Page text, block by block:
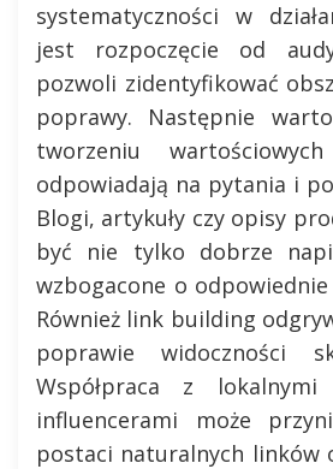
systematyczności w
jest rozpoczęcie od
pozwoli zidentyfikować
poprawy. Następnie
tworzeniu
odpowiadają na pytania i
Blogi, artykuły czy opisy
być nie tylko dobrze
wzbogacone o odpowiednie
Również link building
poprawie widoczności
Współpraca z
influencerami może
postaci naturalnych linków